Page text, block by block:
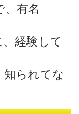
有名
経験して
られてな